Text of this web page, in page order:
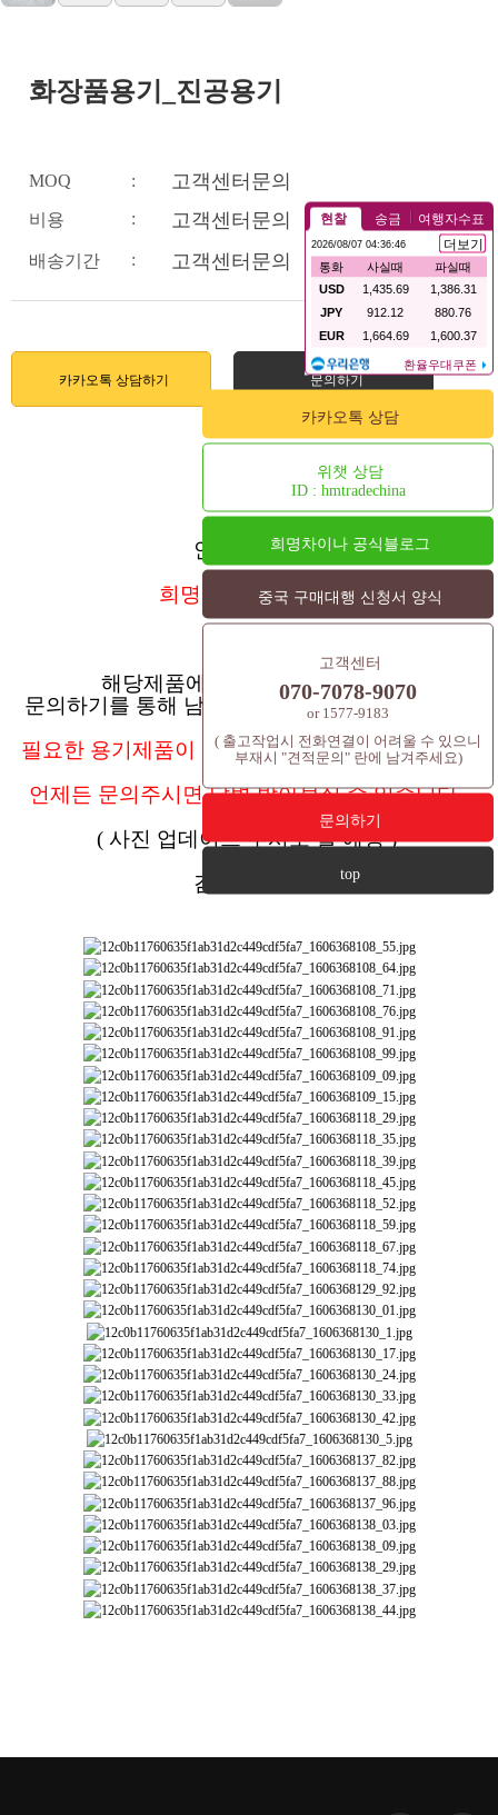
카카오톡 상담
위챗 상담
ID : hmtradechina
희명차이나 공식블로그
중국 구매대행 신청서 양식
고객센터
070-7078-9070
or 1577-9183
( 출고작업시 전화연결이 어려울 수 있으니
부재시 "견적문의" 란에 남겨주세요)
문의하기
top
화장품용기_진공용기
MOQ : 고객센터문의
비용 : 고객센터문의
배송기간 : 고객센터문의
카카오톡 상담하기 문의하기
안녕하세요.
희명차이나입니다.
해당제품에 대한 견적 및 문의는
문의하기를 통해 남겨주시면 연락드리겠습니다.
필요한 용기제품이 별도로 있으시거나, 추가 문의
사항은
언제든 문의주시면 답변 받아보실 수 있습니다.
( 사진 업데이트 수시로 할 예정 )
감사합니다.